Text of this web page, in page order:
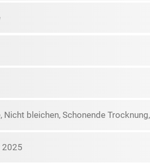
Nicht bleichen, Schonende
2025